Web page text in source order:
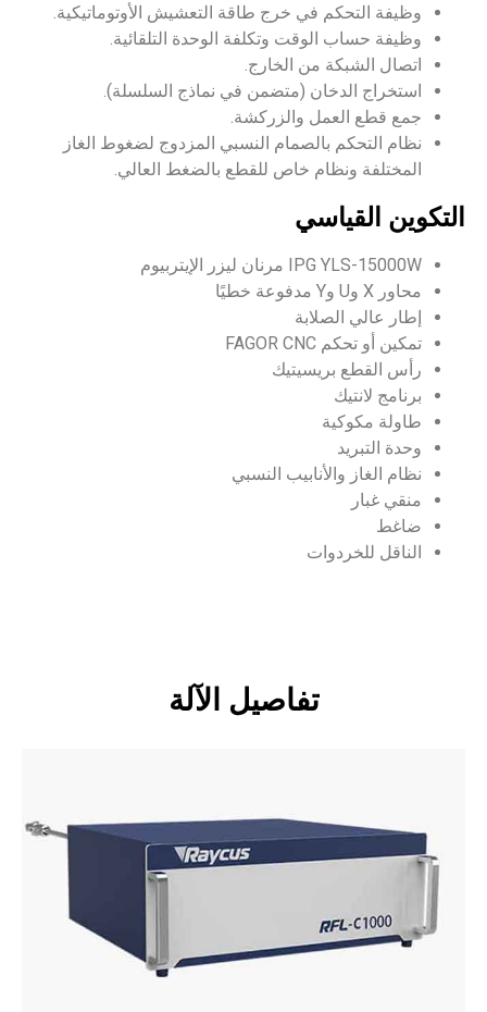
خرج طاقة التعشيش الأوتوماتيكية.
وتكلفة الوحدة التلقائية.
من الخارج.
(متضمن في نماذج السلسلة).
والزركشة.
النسبي المزدوج لضغوط الغاز
خاص للقطع بالضغط العالي.
النسبي